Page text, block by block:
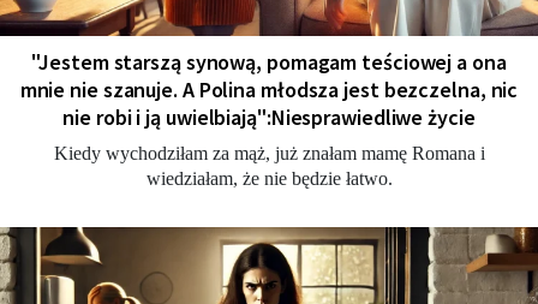
"Jestem starszą synową, pomagam teściowej a ona
mnie nie szanuje. A Polina młodsza jest bezczelna, nic
nie robi i ją uwielbiają":Niesprawiedliwe życie
Kiedy wychodziłam za mąż, już znałam mamę Romana i
wiedziałam, że nie będzie łatwo.